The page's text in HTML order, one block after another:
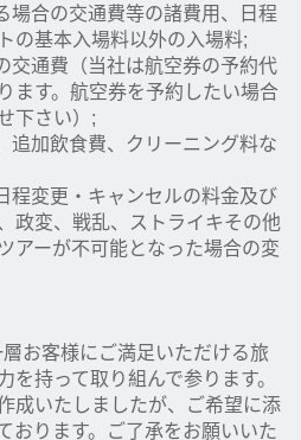
場合の交通費等の諸費用、日程
の基本入場料以外の入場料;
交通費（当社は航空券の予約代
ます。航空券を予約したい場合
下さい）;
追加飲食費、クリーニング料な
程変更・キャンセルの料金及び
政変、戦乱、ストライキその他
アーが不可能となった場合の変
お客様にご満足いただける旅
を持って取り組んで参ります。
成いたしましたが、ご希望に添
おります。ご了承をお願いいた